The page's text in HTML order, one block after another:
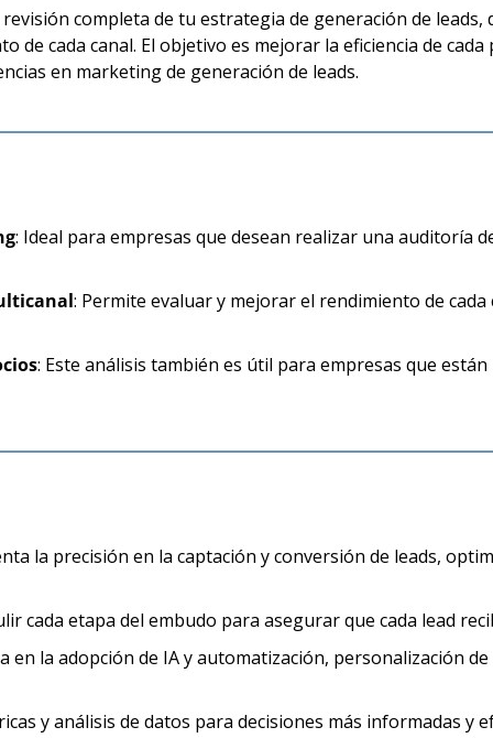
completa de tu estrategia de generación de
de cada canal. El objetivo es mejorar la eficiencia de
en marketing de generación de leads.
: Ideal para empresas que desean realizar una auditoría
: Permite evaluar y mejorar el rendimiento de
: Este análisis también es útil para empresas que
la precisión en la captación y conversión de leads,
cada etapa del embudo para asegurar que cada lead
en la adopción de IA y automatización, personalización
y análisis de datos para decisiones más informadas y